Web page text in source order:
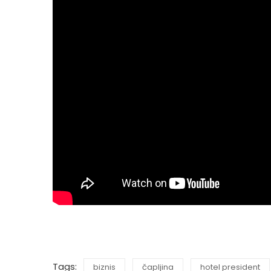
Tags: biznis čapljina hotel president